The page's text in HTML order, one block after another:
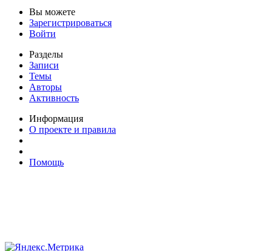
Вы можете
Зарегистрироваться
Войти
Разделы
Записи
Темы
Авторы
Активность
Информация
О проекте и правила
Помощь